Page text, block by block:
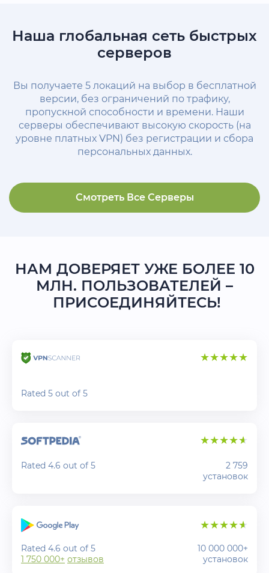
Наша глобальная сеть быстрых
серверов
Вы получаете 5 локаций на выбор в бесплатной
версии, без ограничений по трафику,
пропускной способности и времени. Наши
серверы обеспечивают высокую скорость (на
уровне платных VPN) без регистрации и сбора
персональных данных.
Смотреть Все Серверы
НАМ ДОВЕРЯЕТ УЖЕ БОЛЕЕ 10
МЛН. ПОЛЬЗОВАТЕЛЕЙ –
ПРИСОЕДИНЯЙТЕСЬ!
Rated 5 out of 5
Rated 4.6 out of 5
2 759
установок
Rated 4.6 out of 5
1 750 000+ отзывов
10 000 000+
установок